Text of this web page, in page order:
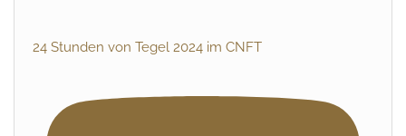
24 Stunden von Tegel 2024 im CNFT